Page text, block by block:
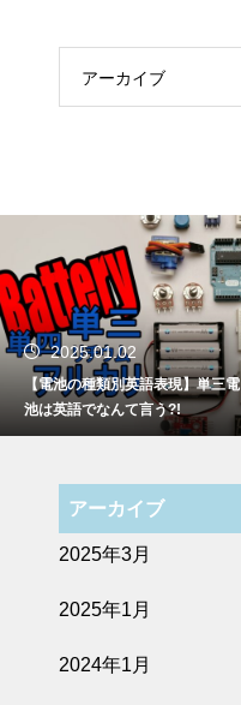
アーカイブ
2025.01.02
【電池の種類別英語表現】単三電
池は英語でなんて言う?!
アーカイブ
2025年3月
2025年1月
2024年1月